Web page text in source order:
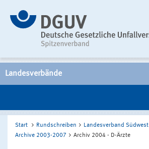
Landesverbände
Start Rundschreiben
Landesverband Südwest
Archive 2003-2007
Archiv 2004 - D-Ärzte